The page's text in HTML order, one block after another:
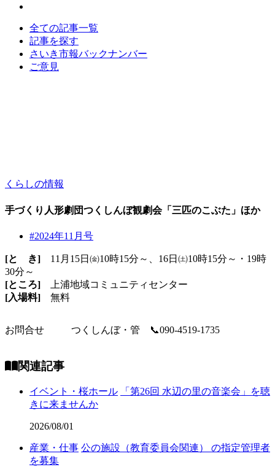
全ての記事一覧
記事を探す
さいき市報バックナンバー
ご意見
くらしの情報
手づくり人形劇団つくしんぼ観劇会「三匹のこぶた」ほか
#2024年11月号
[と き] 11月15日㈮10時15分～、16日㈯10時15分～・19時
30分～
[ところ]
上浦地域コミュニティセンター
[入場料] 無料
お問合せ つくしんぼ・管 📞090-4519-1735
関連記事
イベント・桜ホール
「第26回 水辺の里の音楽会」を聴
きに来ませんか
2026/08/01
産業・仕事 公の施設（教育委員会関連） の指定管理者
を募集